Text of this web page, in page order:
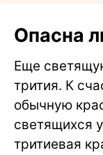
Опасна
Еще
трития. К
обычную
светящихся
тритиевая